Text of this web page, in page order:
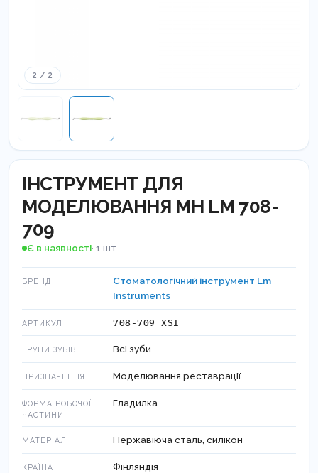
2 / 2
ІНСТРУМЕНТ ДЛЯ
МОДЕЛЮВАННЯ МН LM 708-
709
Є в наявності· 1 шт.
БРЕНД
Стоматологічний інструмент Lm
Instruments
АРТИКУЛ 708-709 XSI
ГРУПИ ЗУБІВ Всі зуби
ПРИЗНАЧЕННЯ Моделювання реставрації
ФОРМА РОБОЧОЇ
ЧАСТИНИ
Гладилка
МАТЕРІАЛ Нержавіюча сталь, силікон
КРАЇНА Фінляндія